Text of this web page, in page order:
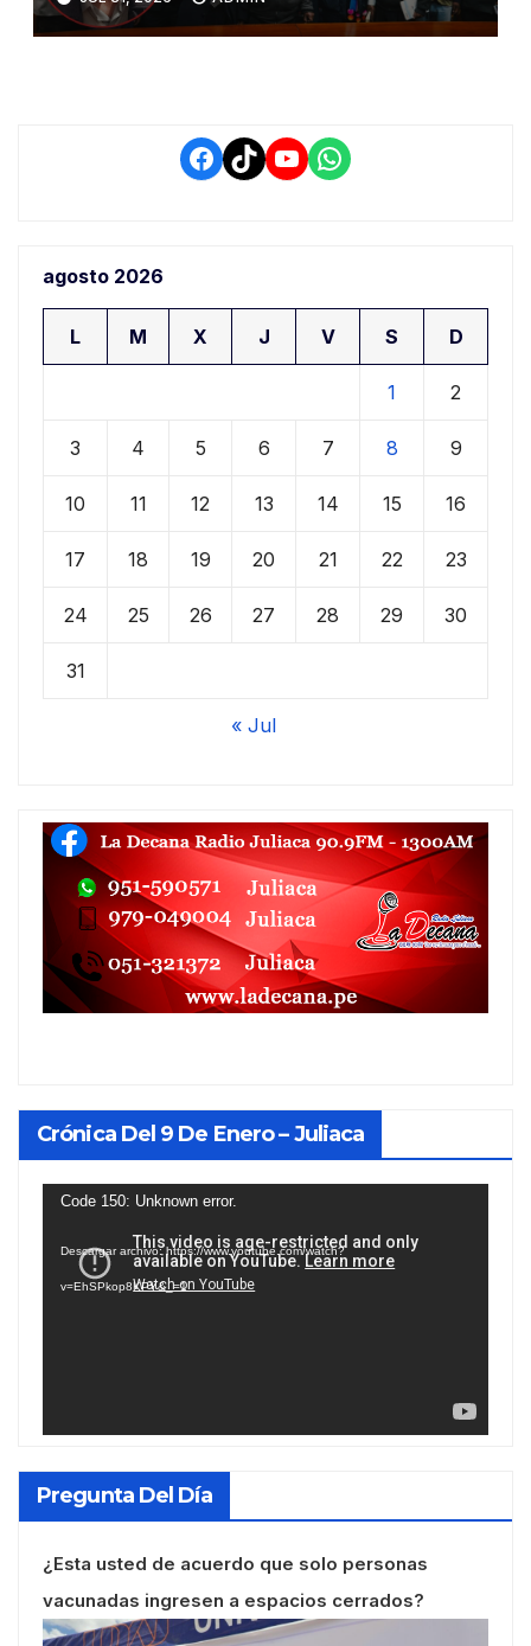
conflictos de interés y
retrasos
Facebook
TikTokYouTube
WhatsApp
agosto 2026
L M X J V S D
1 2
3 4 5 6 7 8 9
10 11 12 13 14 15 16
17 18 19 20 21 22 23
24 25 26 27 28 29 30
31
« Jul
Crónica Del 9 De Enero – Juliaca
Reproductor
vídeo
Code 150: Unknown error.
Descargar archivo: https://www.youtube.com/watch?
v=EhSPkop8KPY&_=1
Pregunta Del Día
¿Esta usted de acuerdo que solo personas
vacunadas ingresen a espacios cerrados?